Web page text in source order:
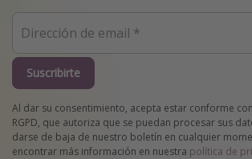
Suscribirte
Al dar su consentimiento, acepta estar conforme
RGPD, que autoriza que se puedan procesar sus
darse de baja de nuestro boletín en cualquier
encontrar más información en nuestra política de